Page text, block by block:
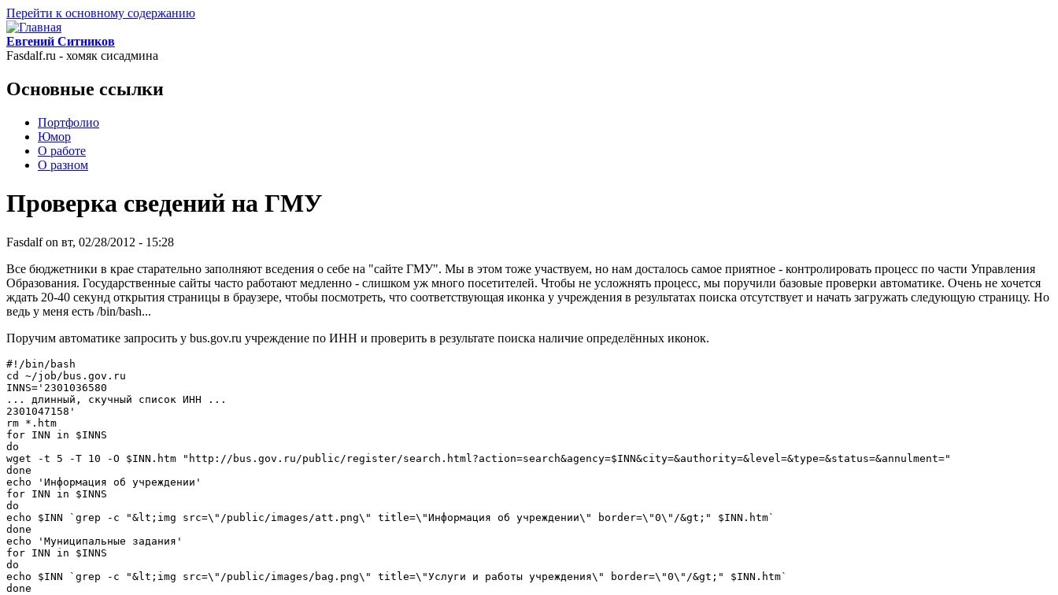
Перейти к основному содержанию
Евгений Ситников
Fasdalf.ru - хомяк сисадмина
Основные ссылки
Портфолио
Юмор
О работе
О разном
Проверка сведений на ГМУ
Fasdalfon вт, 02/28/2012 - 15:28
Все бюджетники в крае старательно заполняют вседения о себе на "сайте ГМУ". Мы в этом тоже участвуем, но нам досталось самое приятное - контролировать процесс по части Управления
Образования. Государственные сайты часто работают медленно - слишком уж много посетителей. Чтобы не усложнять процесс, мы поручили базовые проверки автоматике. Очень не хочется
ждать 20-40 секунд открытия страницы в браузере, чтобы посмотреть, что соответствующая иконка у учреждения в результатах поиска отсутствует и начать загружать следующую страницу. Но
ведь у меня есть /bin/bash...
Поручим автоматике запросить у bus.gov.ru учреждение по ИНН и проверить в результате поиска наличие определённых иконок.
#!/bin/bash
cd ~/job/bus.gov.ru
INNS='2301036580
... длинный, скучный список ИНН ...
2301047158'
rm *.htm
for INN in $INNS
do
wget -t 5 -T 10 -O $INN.htm "http://bus.gov.ru/public/register/search.html?action=search&agency=$INN&city=&authority=&level=&type=&status=&annulment="
done
echo 'Информация об учреждении'
for INN in $INNS
do
echo $INN `grep -c "&lt;img src=\"/public/images/att.png\" title=\"Информация об учреждении\" border=\"0\"/&gt;" $INN.htm`
done
echo 'Муниципальные задания'
for INN in $INNS
do
echo $INN `grep -c "&lt;img src=\"/public/images/bag.png\" title=\"Услуги и работы учреждения\" border=\"0\"/&gt;" $INN.htm`
done